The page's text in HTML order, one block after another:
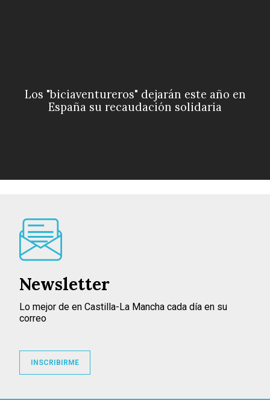
Los "biciaventureros" dejarán este año en
España su recaudación solidaria
Newsletter
Lo mejor de en Castilla-La Mancha cada día en su
correo
INSCRIBIRME